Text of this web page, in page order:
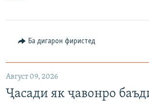
Ба дигарон фиристед
Август 09, 2026
Ҷасади як ҷавонро